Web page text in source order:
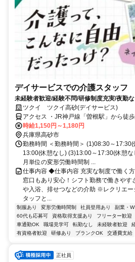
デイサービスでの介護スタッフ
未経験者歓迎/経験不問/研修制度充実/夜勤
介護スタッフ求人】
ツクイ ツクイ高砂(デイサービス)
アクセス ・JR神戸線「曽根駅」から徒
時給1,150円～1,180円
兵庫県高砂市
勤務時間 ＜勤務時間＞ (1)08:30～
13:00(休憩なし) (3)13:00～17:30(休憩
月単位の変形労働時間制 ...
仕事内容 ◆仕事内容 充実な制度で働く
窓口もあり安心！シフト勤務で働きや
や入浴、排せつなどの介助 ※レクリエ
タッフと...
制服あり 変形労働時間制 社員登用あり 副業・
60代も応募可
資格取得支援あり フリーター歓迎
車通勤OK
職場見学可 転勤なし 未経験者歓迎
有資格者歓迎
研修あり ブランクOK 交通費支給
正社員